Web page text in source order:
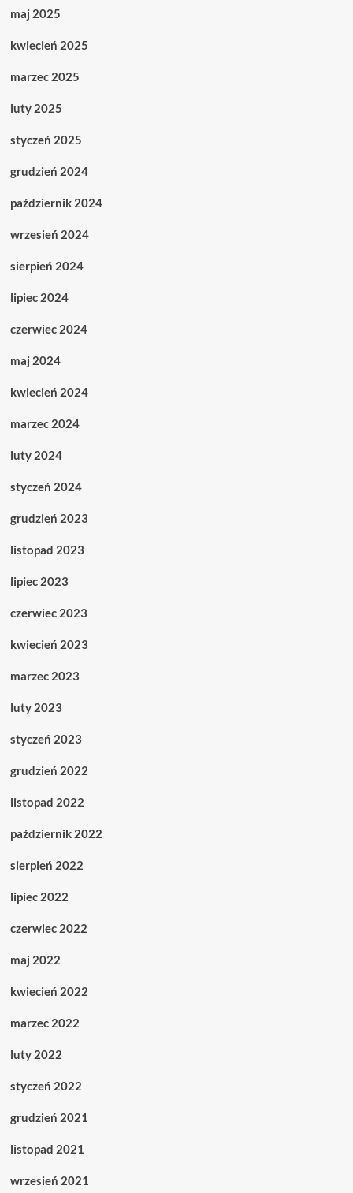
maj 2025
kwiecień 2025
marzec 2025
luty 2025
styczeń 2025
grudzień 2024
październik 2024
wrzesień 2024
sierpień 2024
lipiec 2024
czerwiec 2024
maj 2024
kwiecień 2024
marzec 2024
luty 2024
styczeń 2024
grudzień 2023
listopad 2023
lipiec 2023
czerwiec 2023
kwiecień 2023
marzec 2023
luty 2023
styczeń 2023
grudzień 2022
listopad 2022
październik 2022
sierpień 2022
lipiec 2022
czerwiec 2022
maj 2022
kwiecień 2022
marzec 2022
luty 2022
styczeń 2022
grudzień 2021
listopad 2021
wrzesień 2021